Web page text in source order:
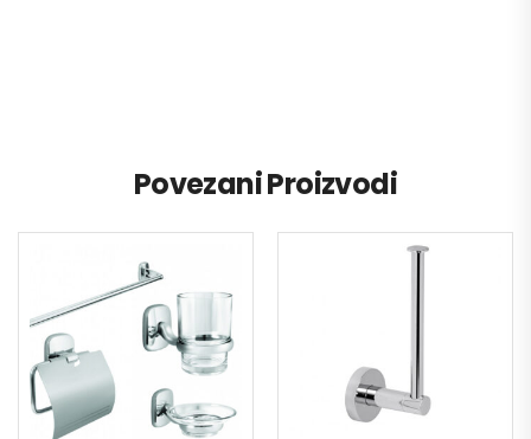
Povezani Proizvodi